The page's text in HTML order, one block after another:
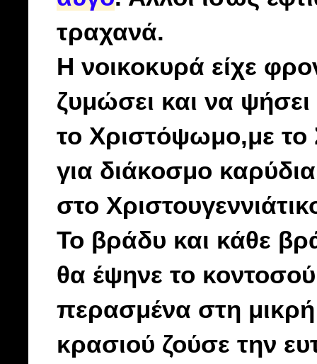
τραχανά.
Η νοικοκυρά είχε
ζυμώσει και να
το Χριστόψωμο,με το
για διάκοσμο
στο
Το βράδυ και κάθε
θα έψηνε το
περασμένα στη
κρασιού ζούσε την